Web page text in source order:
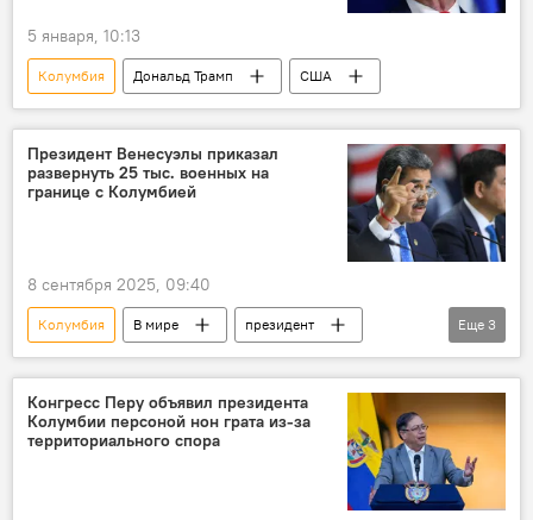
5 января, 10:13
Колумбия Дональд Трамп США
Президент Венесуэлы приказал
развернуть 25 тыс. военных на
границе с Колумбией
8 сентября 2025, 09:40
Колумбия В мире
президент
Венесуэла
военные граница
Еще 3
Конгресс Перу объявил президента
Колумбии персоной нон грата из-за
территориального спора